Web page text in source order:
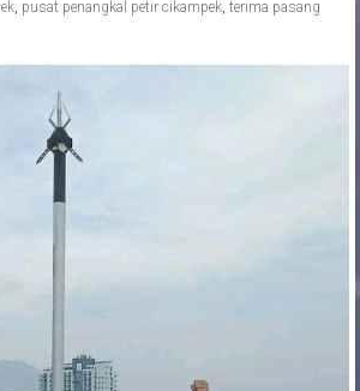
, pusat penangkal petir cikampek, terima pasang